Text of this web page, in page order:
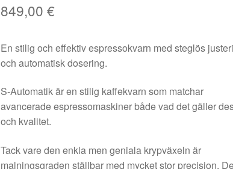
849,00€
En stilig och effektiv espressokvarn med steglös
och automatisk dosering.
S-Automatik är en stilig kaffekvarn som matchar
avancerade espressomaskiner både vad det gäller
och kvalitet.
Tack vare den enkla men geniala krypväxeln är
malningsgraden ställbar med mycket stor precision.